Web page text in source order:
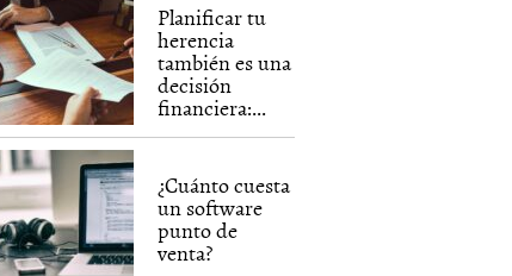
Planificar tu
herencia
también es una
decisión
financiera:...
¿Cuánto cuesta
un software
punto de
venta?